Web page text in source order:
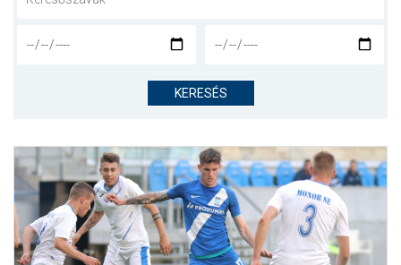
NYITÓLAP
CSAPATOK
KLUB
GALÉRIA
SZURKOLÓI ÉLMÉNYEK
KERESÉS